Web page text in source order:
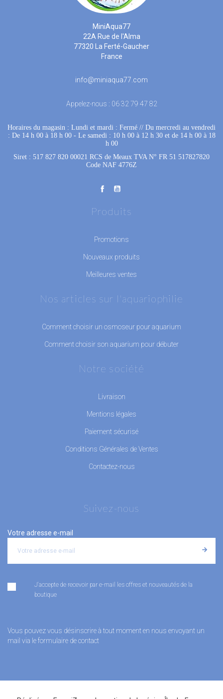
MiniAqua77
22A Rue de l'Alma
77320 La Ferté-Gaucher
France
info@miniaqua77.com
Appelez-nous : 06 32 79 47 82
Horaires du magasin : Lundi et mardi : Fermé // Du mercredi au vendredi
: De 14 h 00 à 18 h 00 - Le samedi : 10 h 00 à 12 h 30 et de 14 h 00 à 18
h 00
Siret : 517 827 820 00021 RCS de Meaux TVA N° FR 51 517827820
Code NAF 4776Z
Produits
Promotions
Nouveaux produits
Meilleures ventes
Nos articles sur l'aquariophilie
Comment choisir un osmoseur pour aquarium
Comment choisir son aquarium pour débuter
Notre société
Livraison
Mentions légales
Paiement sécurisé
Conditions Générales de Ventes
Contactez-nous
Suivez-nous
Votre adresse e-mail
J'accepte de recevoir par e-mail les offres et nouveautés de la
boutique
Vous pouvez vous désinscrire à tout moment en nous envoyant un
mail via le formulaire de contact